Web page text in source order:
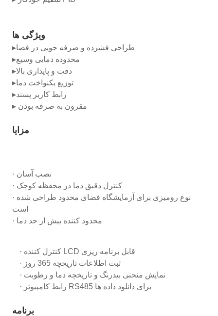
ویژگی ها
▸طراحی فشرده و صرفه جویی در فضا
▸محدوده دمایی وسیع
▸دقت و پایداری بالا
▸توزیع یکنواخت دما
▸رابط کاربر پسند
▸ مقرون به صرفه بودن
مزایا
· نصب آسان
· کنترل دقیق دما در محفظه کوچک
· نوع رومیزی برای آزمایشگاه فضای محدود طراحی شده
است
· محدود کننده بیش از حد دما
· کنترل کننده LCD قابل برنامه ریزی
· ثبت اطلاعات تاریخچه 365 روز
· نمایش منحنی بیدرنگ و تاریخچه دما و رطوبت
· رابط کامپیوتر RS485 برای دانلود داده ها
برنامه